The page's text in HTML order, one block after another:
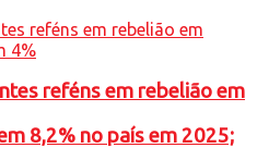
8,2% no país em 2025;
reféns em rebelião em